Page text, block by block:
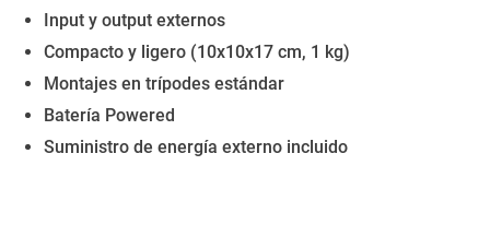
Input y output externos
Compacto y ligero (10x10x17 cm, 1 kg)
Montajes en trípodes estándar
Batería Powered
Suministro de energía externo incluido